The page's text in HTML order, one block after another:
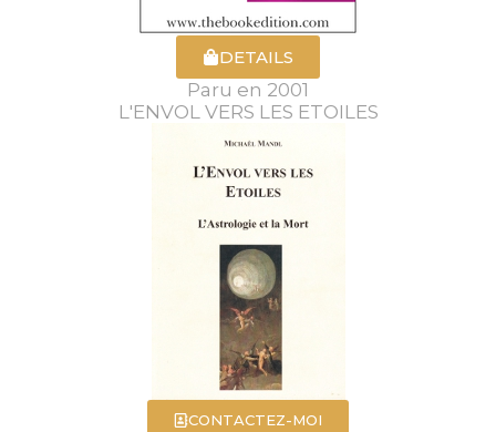
DETAILS
Paru en 2001
L'ENVOL VERS LES ETOILES
CONTACTEZ-MOI